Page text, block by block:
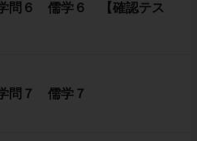
問６ 儒学６ 【確認テス
問７ 儒学７